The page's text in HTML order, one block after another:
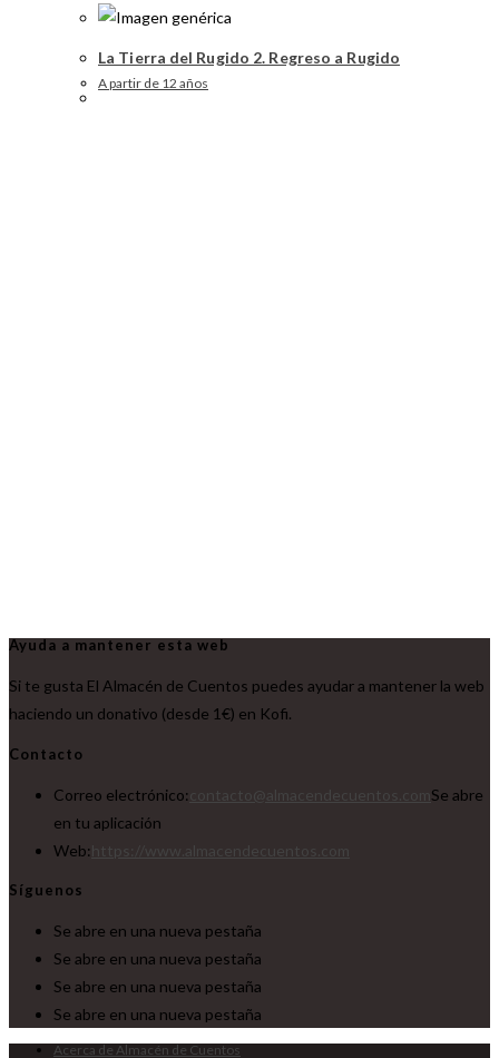
La Tierra del Rugido 2. Regreso a Rugido
A partir de 12 años
Ayuda a mantener esta web
Si te gusta El Almacén de Cuentos puedes ayudar a mantener la web
haciendo un donativo (desde 1€) en Kofi.
Contacto
Correo electrónico:
Se abre
en tu aplicación
Web:
Síguenos
Se abre en una nueva pestaña
Se abre en una nueva pestaña
Se abre en una nueva pestaña
Se abre en una nueva pestaña
Acerca de Almacén de Cuentos